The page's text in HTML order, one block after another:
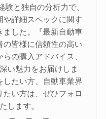
験と独自の分析力で、
詳細スペックに関す
ました。『最新自動車
皆様に信頼性の高い
の購入アドバイス、
い魅力をお届けしま
たい方、自動車業界
い方は、ぜひフォロ
します。